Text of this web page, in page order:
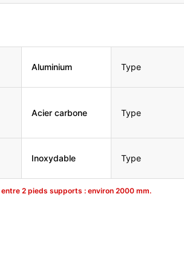
Aluminium Type
Acier carbone Type
Inoxydable Type
2 pieds supports : environ 2000 mm.